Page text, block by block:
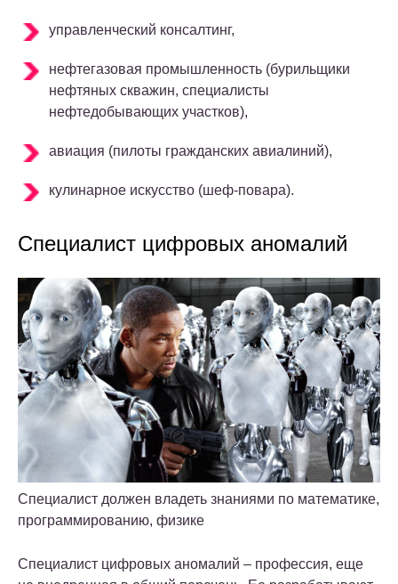
управленческий консалтинг,
нефтегазовая промышленность (бурильщики
нефтяных скважин, специалисты
нефтедобывающих участков),
авиация (пилоты гражданских авиалиний),
кулинарное искусство (шеф-повара).
Специалист цифровых аномалий
Специалист должен владеть знаниями по математике,
программированию, физике
Специалист цифровых аномалий – профессия, еще